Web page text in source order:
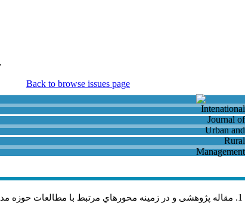
.
Back to browse issues page
مقاله پژوهشی و در زمینه محورهاي مرتبط با مطالعات حوزه